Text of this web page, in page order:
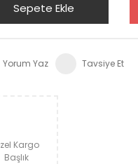
Sepete Ekle
Yorum Yaz Tavsiye Et
Kargo
Başlık